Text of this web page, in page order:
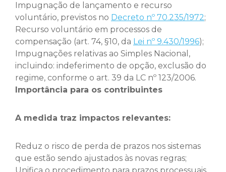
Impugnação de lançamento e recurso
voluntário, previstos no Decreto nº 70.235/1972;
Recurso voluntário em processos de
compensação (art. 74, §10, da Lei nº 9.430/1996);
Impugnações relativas ao Simples Nacional,
incluindo: indeferimento de opção, exclusão do
regime, conforme o art. 39 da LC nº 123/2006.
Importância para os contribuintes
A medida traz impactos relevantes:
Reduz o risco de perda de prazos nos sistemas
que estão sendo ajustados às novas regras;